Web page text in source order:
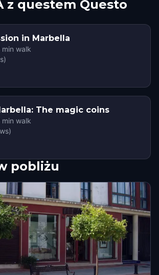
z questem Questo
in Marbella
min walk
)
The magic coins
min walk
)
pobliżu